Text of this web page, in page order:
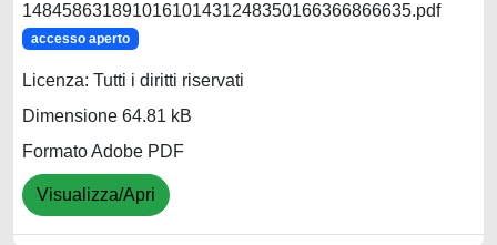
148458631891016101431248350166366866635.pdf
accesso aperto
Licenza: Tutti i diritti riservati
Dimensione 64.81 kB
Formato Adobe PDF
Visualizza/Apri